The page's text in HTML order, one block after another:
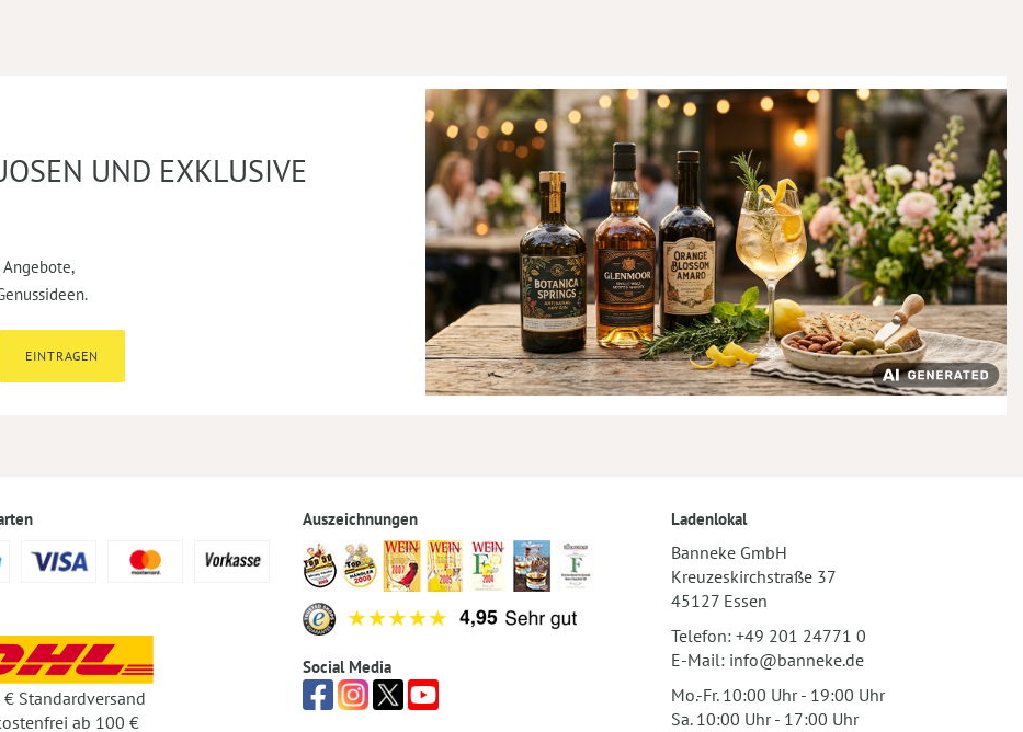
UND EXKLUSIVE
EINTRAGEN
Standardversand
ab 100 €
Auszeichnungen
Social Media
Ladenlokal
Banneke GmbH
Kreuzeskirchstraße 37
45127 Essen
Telefon: +49 201 24771 0
E-Mail: info@banneke.de
Mo.-Fr. 10:00 Uhr - 19:00 Uhr
Sa. 10:00 Uhr - 17:00 Uhr